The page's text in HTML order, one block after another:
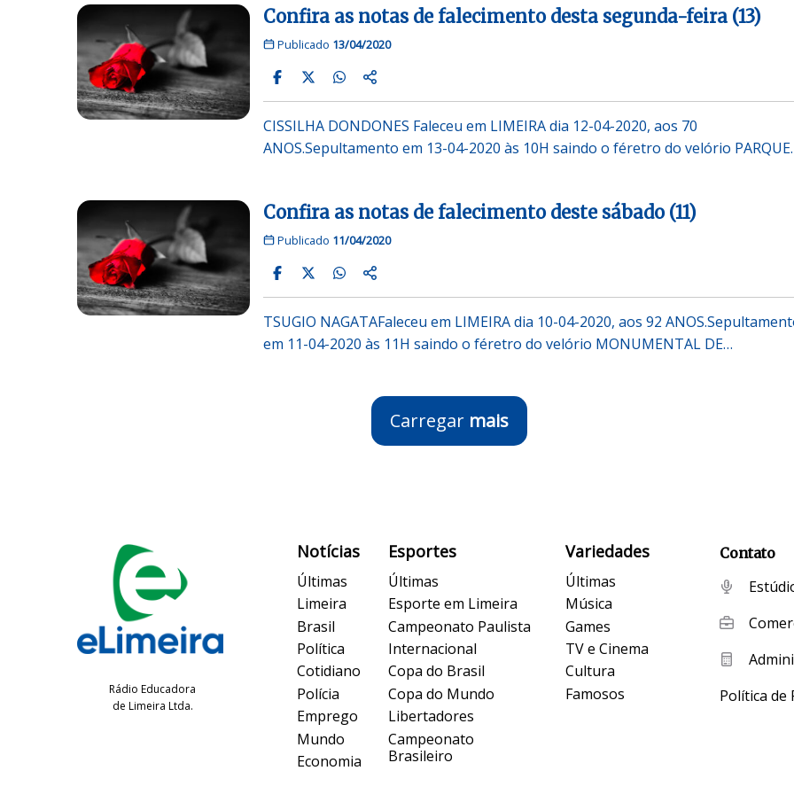
Confira as notas de falecimento desta segunda-feira (13)
Publicado 13/04/2020
CISSILHA DONDONES Faleceu em LIMEIRA dia 12-04-2020, aos 70
ANOS.Sepultamento em 13-04-2020 às 10H saindo o féretro do velório
Confira as notas de falecimento deste sábado (11)
Publicado 11/04/2020
TSUGIO NAGATAFaleceu em LIMEIRA dia 10-04-2020, aos 92
em 11-04-2020 às 11H saindo o féretro do velório MONUMENTAL DE…
Carregar mais
Rádio Educadora
de Limeira Ltda.
Notícias
Últimas
Limeira
Brasil
Política
Cotidiano
Polícia
Emprego
Mundo
Economia
Esportes
Últimas
Esporte em Limeira
Campeonato Paulista
Internacional
Copa do Brasil
Copa do Mundo
Libertadores
Campeonato
Brasileiro
Variedades
Últimas
Música
Games
TV e Cinema
Cultura
Famosos
Contato
Política de